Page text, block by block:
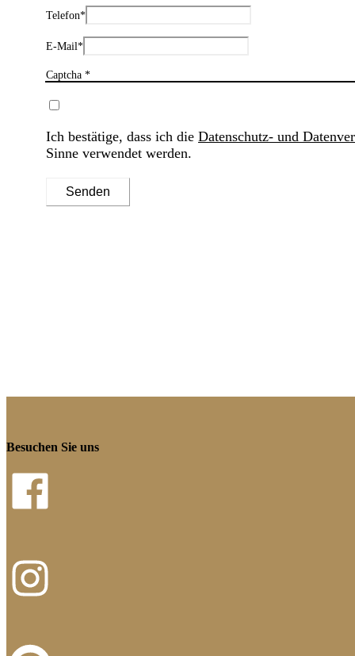
Telefon*
E-Mail*
Captcha *
Ich bestätige, dass ich die Datenschutz- und
Sinne verwendet werden.
Senden
Besuchen Sie uns